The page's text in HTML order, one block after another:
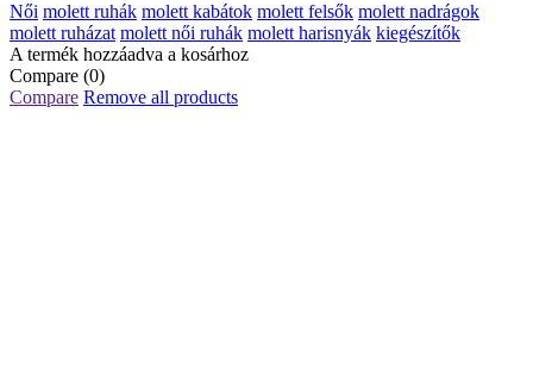
Női molett ruhák molett kabátok molett felsők molett nadrágok
molett ruházat molett női ruhák molett harisnyák kiegészítők
A termék hozzáadva a kosárhoz
Compare (0)
Compare Remove all products